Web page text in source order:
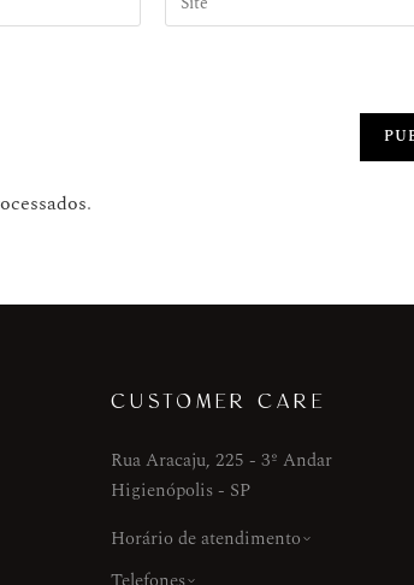
.
CUSTOMER CARE
Rua Aracaju, 225 - 3º Andar
Higienópolis - SP
Horário de atendimento